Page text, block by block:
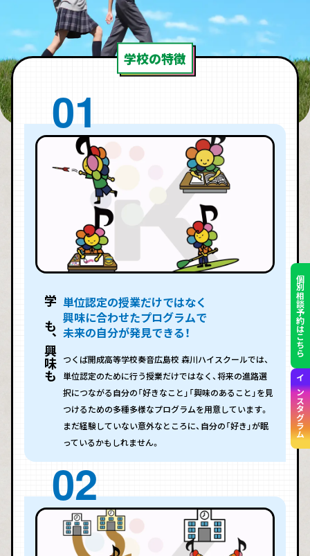
個別相談予約はこちら
インスタグラム
学校の特徴
学びも、興味も 単位認定の授業だけではなく
興味に合わせたプログラムで
未来の自分が発見できる！
つくば開成高等学校奏音広島校 森川ハイスクールでは、
単位認定のために行う授業だけではなく、将来の進路選
択につながる自分の「好きなこと」「興味のあること」を見
つけるための多種多様なプログラムを用意しています。
まだ経験していない意外なところに、自分の「好き」が眠
っているかもしれません。